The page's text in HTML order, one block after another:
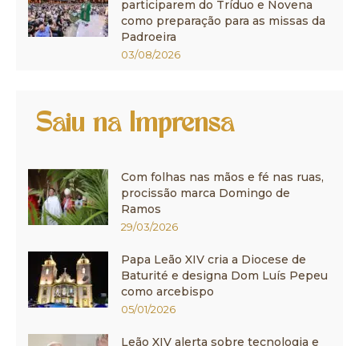
participarem do Tríduo e Novena
como preparação para as missas da
Padroeira
03/08/2026
Saiu na Imprensa
Com folhas nas mãos e fé nas ruas,
procissão marca Domingo de
Ramos
29/03/2026
Papa Leão XIV cria a Diocese de
Baturité e designa Dom Luís Pepeu
como arcebispo
05/01/2026
Leão XIV alerta sobre tecnologia e